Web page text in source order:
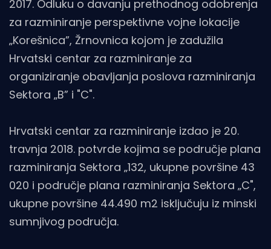
2017. Odluku o davanju prethodnog odobrenja
za razminiranje perspektivne vojne lokacije
„Korešnica”, Žrnovnica kojom je zadužila
Hrvatski centar za razminiranje za
organiziranje obavljanja poslova razminiranja
Sektora „B” i "C".
Hrvatski centar za razminiranje izdao je 20.
travnja 2018. potvrde kojima se područje plana
razminiranja Sektora „132, ukupne površine 43
020 i područje plana razminiranja Sektora „C",
ukupne površine 44.490 m2 isključuju iz minski
sumnjivog područja.